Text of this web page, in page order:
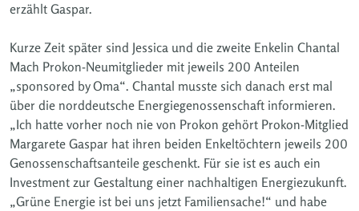
erzählt Gaspar.
Kurze Zeit später sind Jessica und die zweite Enkelin Chantal
Mach Prokon-Neumitglieder mit jeweils 200 Anteilen
„sponsored by Oma“. Chantal musste sich danach erst mal
über die norddeutsche Energiegenossenschaft informieren.
„Ich hatte vorher noch nie von Prokon gehört Prokon-Mitglied
Margarete Gaspar hat ihren beiden Enkeltöchtern jeweils 200
Genossenschaftsanteile geschenkt. Für sie ist es auch ein
Investment zur Gestaltung einer nachhaltigen Energiezukunft.
„Grüne Energie ist bei uns jetzt Familiensache!“ und habe